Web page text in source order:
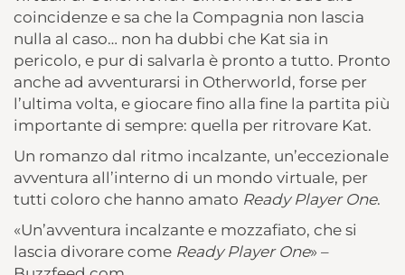
coincidenze e sa che la Compagnia non lascia
nulla al caso… non ha dubbi che Kat sia in
pericolo, e pur di salvarla è pronto a tutto. Pronto
anche ad avventurarsi in Otherworld, forse per
l’ultima volta, e giocare fino alla fine la partita più
importante di sempre: quella per ritrovare Kat.
Un romanzo dal ritmo incalzante, un’eccezionale
avventura all’interno di un mondo virtuale, per
tutti coloro che hanno amato Ready Player One.
«Un’avventura incalzante e mozzafiato, che si
lascia divorare come Ready Player One» –